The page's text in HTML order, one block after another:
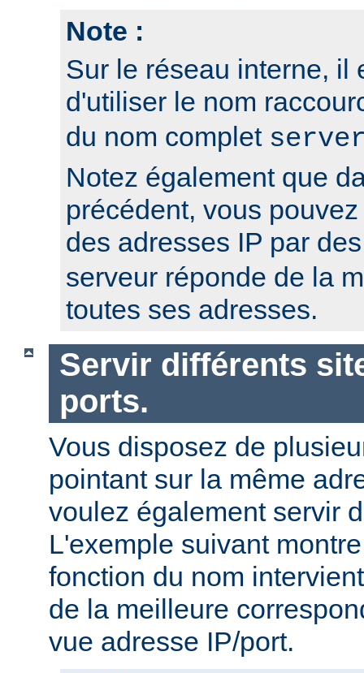
Note :
Sur le réseau interne, il
d'utiliser le nom
du nom complet
Notez également que
précédent, vous
des adresses IP par
serveur réponde de la
toutes ses adresses.
Servir différents
ports.
Vous disposez de
pointant sur la même
voulez également servir
L'exemple suivant
fonction du nom
de la meilleure
vue adresse IP/port.